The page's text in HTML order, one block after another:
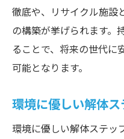
都市計画にお
環境影響評価
都市開発と解
解体後の持続可能な
解体業界の社
未来志向の解
徹底や、リサイクル施設
の構築が挙げられます。
ることで、将来の世代に
可能となります。
環境に優しい解体
環境に優しい解体ステッ